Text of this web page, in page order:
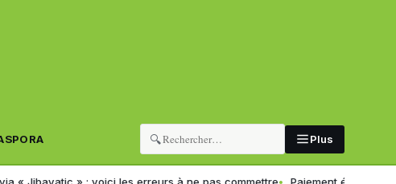
🔍 Plus